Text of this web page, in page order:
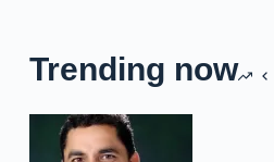
Trending now